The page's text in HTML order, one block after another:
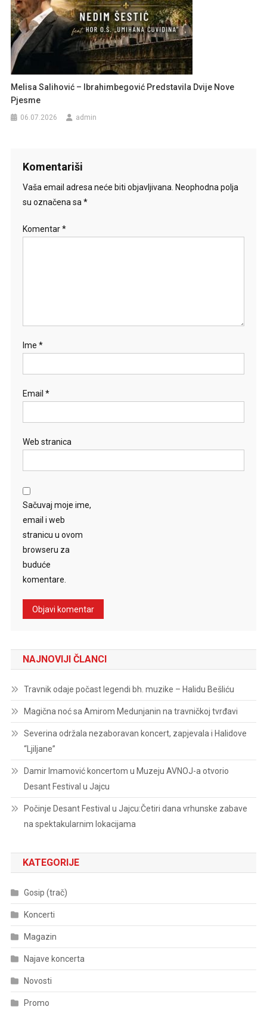
Melisa Salihović – Ibrahimbegović Predstavila Dvije Nove
Pjesme
06.07.2026 admin
Komentariši
Vaša email adresa neće biti objavljivana. Neophodna polja
su označena sa*
Komentar*
Ime *
Email *
Web stranica
Sačuvaj moje ime,
email i web
stranicu u ovom
browseru za
buduće
komentare.
NAJNOVIJI ČLANCI
Travnik odaje počast legendi bh. muzike – Halidu Bešliću
Magična noć sa Amirom Medunjanin na travničkoj tvrđavi
Severina održala nezaboravan koncert, zapjevala i Halidove
“Ljiljane”
Damir Imamović koncertom u Muzeju AVNOJ-a otvorio
Desant Festival u Jajcu
Počinje Desant Festival u Jajcu:Četiri dana vrhunske zabave
na spektakularnim lokacijama
KATEGORIJE
Gosip (trač)
Koncerti
Magazin
Najave koncerta
Novosti
Promo